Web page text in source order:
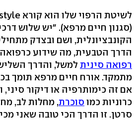
(סגנון חיים מרפא‭.(‬
הקונבציונלית, ושם ובצדק
הדרך הטבעית, מה שידוע
רפואה סינית למשל, והדרך
מתמקד. אורח חיים מרפא תומך
אם זה כימותרפיה או דיקור סיני,
כרוניות כמו סוכרת, מחלות לב,
סרטן. זו הדרך הכי טובה שאני